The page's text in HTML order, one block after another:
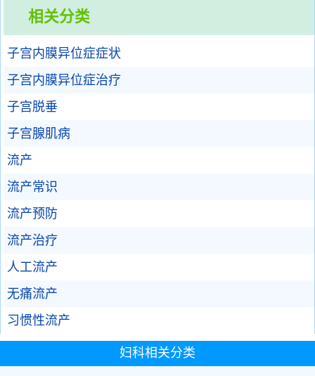
相关分类
子宫内膜异位症症状
子宫内膜异位症治疗
子宫脱垂
子宫腺肌病
流产
流产常识
流产预防
流产治疗
人工流产
无痛流产
习惯性流产
妇科相关分类